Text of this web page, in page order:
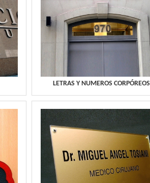
LETRAS Y NUMEROS CORPÓREOS